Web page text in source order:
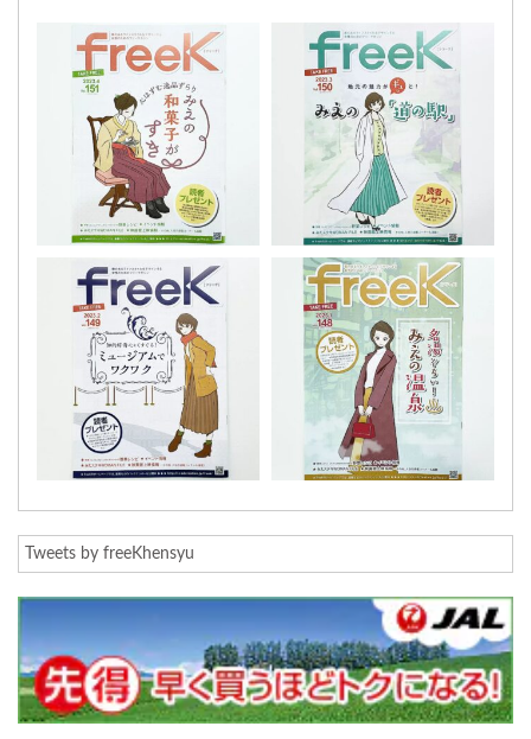
Tweets by freeKhensyu